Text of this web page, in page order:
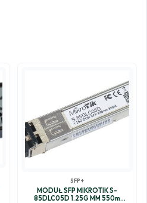
SFP+
MODUŁ SFP MIKROTIK S-
85DLC05D 1.25G MM 550m